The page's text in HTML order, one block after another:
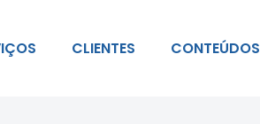
CLIENTES CONTEÚDOS